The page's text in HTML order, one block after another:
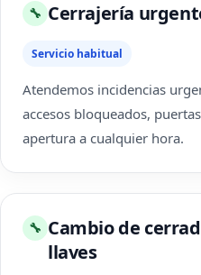
🔧 Cerrajería
Servicio habitual
Atendemos incidencias
accesos bloqueados,
apertura a cualquier hora.
🔧 Cambio de
llaves